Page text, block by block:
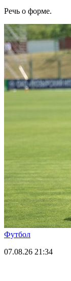
Речь о форме.
Футбол
07.08.26 21:34